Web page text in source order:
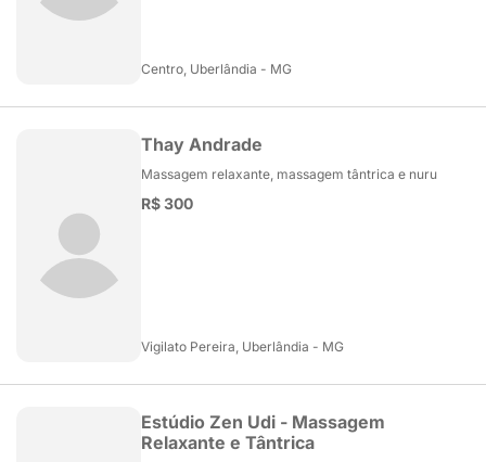
Centro, Uberlândia - MG
Thay Andrade
Massagem relaxante, massagem tântrica e nuru
R$ 300
Vigilato Pereira, Uberlândia - MG
Estúdio Zen Udi - Massagem
Relaxante e Tântrica